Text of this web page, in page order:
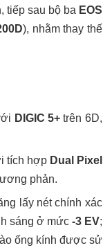
tiếp sau bộ ba EOS
), nhằm thay thế
DIGIC 5+trên 6D,
tích hợp Dual Pixel
phản.
lấy nét chính xác
sáng ở mức -3 EV;
ống kính được sử